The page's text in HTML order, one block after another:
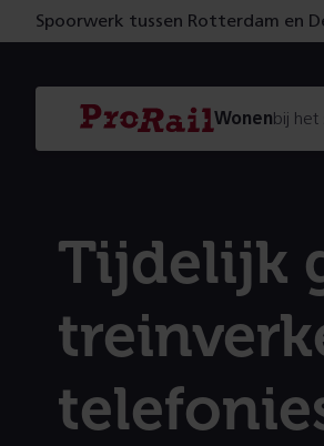
Spoorwerk tussen Rotterdam en
Navigatie
Homepage
ProRail
Wonenbij
Tijdelijk